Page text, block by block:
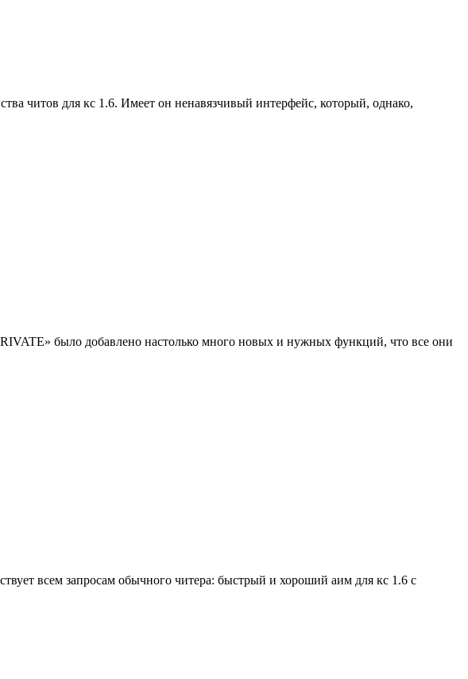
читов для кс 1.6. Имеет он ненавязчивый интерфейс, который, однако,
было добавлено настолько много новых и нужных функций, что все они
всем запросам обычного читера: быстрый и хороший аим для кс 1.6 с